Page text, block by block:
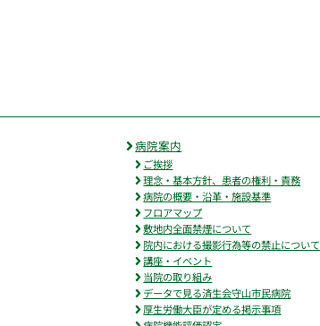
病院案内
ご挨拶
理念・基本方針、患者の権利・責務
病院の概要・沿革・施設基準
フロアマップ
敷地内全面禁煙について
院内における撮影行為等の禁止について
講座・イベント
当院の取り組み
データで見る済生会守山市民病院
厚生労働大臣が定める掲示事項